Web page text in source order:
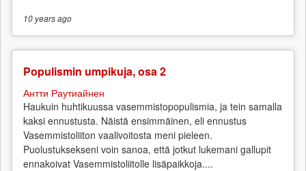
10 yearsago
Populismin umpikuja, osa 2
Антти Раутиайнен
Haukuin huhtikuussa vasemmistopopulismia, ja tein samalla
kaksi ennustusta. Näistä ensimmäinen, eli ennustus
Vasemmistoliiton vaalivoitosta meni pieleen.
Puolustuksekseni voin sanoa, että jotkut lukemani gallupit
ennakoivat Vasemmistoliitolle lisäpaikkoja....